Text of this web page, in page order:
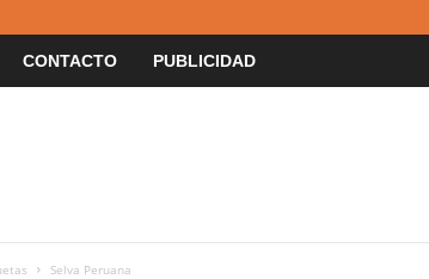
CONTACTO PUBLICIDAD
Selva Peruana